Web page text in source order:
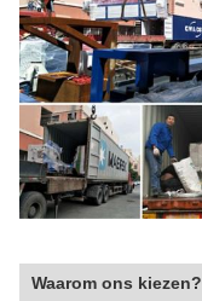
Waarom ons kiezen?